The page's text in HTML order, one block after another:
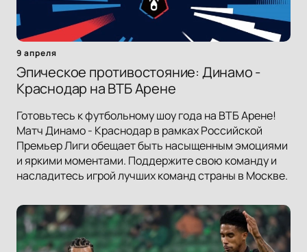
9 апреля
Эпическое противостояние: Динамо -
Краснодар на ВТБ Арене
Готовьтесь к футбольному шоу года на ВТБ Арене!
Матч Динамо - Краснодар в рамках Российской
Премьер Лиги обещает быть насыщенным эмоциями
и яркими моментами. Поддержите свою команду и
насладитесь игрой лучших команд страны в Москве.